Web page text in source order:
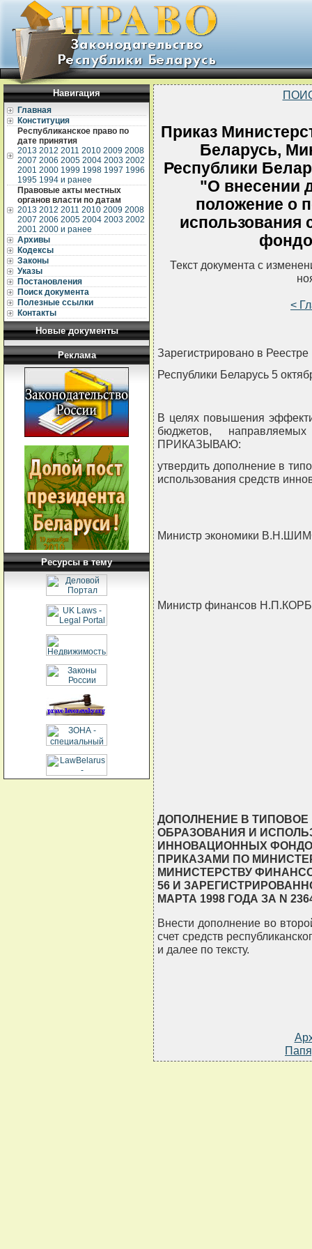
Навигация
Главная
Конституция
Республиканское право по
дате принятия
2013 2012 2011 2010 2009 2008
2007 2006 2005 2004 2003 2002
2001 2000 1999 1998 1997 1996
1995 1994 и ранее
Правовые акты местных
органов власти по датам
2013 2012 2011 2010 2009 2008
2007 2006 2005 2004 2003 2002
2001 2000 и ранее
Архивы
Кодексы
Законы
Указы
Постановления
Поиск документа
Полезные ссылки
Контакты
Новые документы
Реклама
Ресурсы в тему
Приказ
Беларусь,
Республики
"О внесении
положение о
использования
Текст документа с
<
Зарегистрировано в Реестре
Республики Беларусь 5
В целях повышения
бюджетов,
ПРИКАЗЫВАЮ:
утвердить дополнение в
использования средств
Министр экономики
Министр финансов
ДОПОЛНЕНИЕ В
ОБРАЗОВАНИЯ И
ИННОВАЦИОННЫХ
ПРИКАЗАМИ ПО
МИНИСТЕРСТВУ
56 И
МАРТА 1998 ГОДА ЗА N
Внести дополнение во
счет средств
и далее по тексту.